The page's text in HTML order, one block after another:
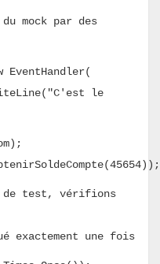
mock par des
EventHandler(
le
de test, vérifions
exactement une fois